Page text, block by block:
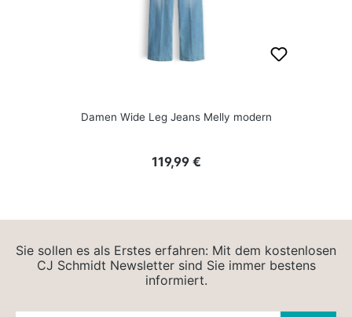
Damen Wide Leg Jeans Melly modern
Regulärer Preis:
119,99 €
Sie sollen es als Erstes erfahren: Mit dem kostenlosen
CJ Schmidt Newsletter sind Sie immer bestens
informiert.